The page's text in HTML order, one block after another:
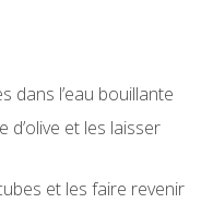
dans l’eau bouillante
d’olive et les laisser
et les faire revenir